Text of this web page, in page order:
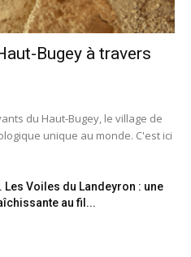
Bugey à travers
du Haut-Bugey, le village de
unique au monde. C'est ici
Les Voiles du Landeyron : une
au fil...